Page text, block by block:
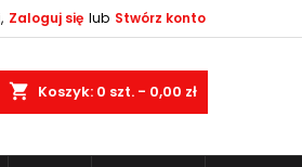
Zaloguj się lub Stwórz konto
shopping_cart Koszyk: 0 szt. - 0,00 zł